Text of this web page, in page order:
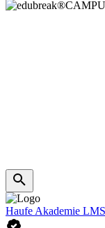
Haufe Akademie LMS